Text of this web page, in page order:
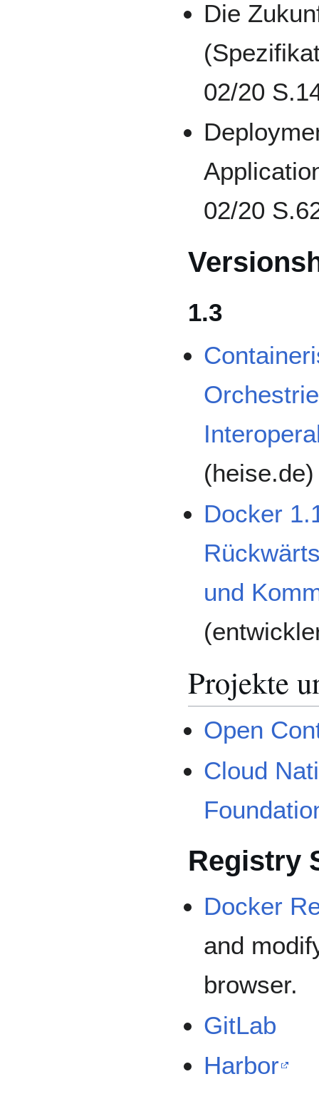
Die
02/20
02/20
1.3
(heise.de)
Docker
und
Projekte
Open
Cloud
Registry
Docker
and
browser.
GitLab
Harbor